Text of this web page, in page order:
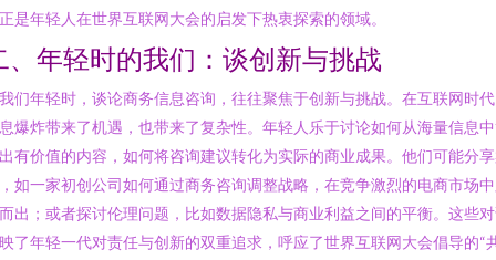
是年轻人在世界互联网大会的启发下热衷探索的领域。
、年轻时的我们：谈创新与挑战
们年轻时，谈论商务信息咨询，往往聚焦于创新与挑战。在互联网时
爆炸带来了机遇，也带来了复杂性。年轻人乐于讨论如何从海量信息
有价值的内容，如何将咨询建议转化为实际的商业成果。他们可能分
如一家初创公司如何通过商务咨询调整战略，在竞争激烈的电商市场
出；或者探讨伦理问题，比如数据隐私与商业利益之间的平衡。这些
了年轻一代对责任与创新的双重追求，呼应了世界互联网大会倡导的“